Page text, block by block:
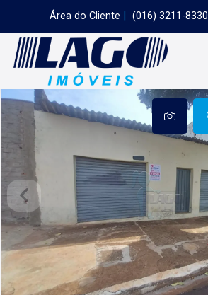
Área do Cliente (016) 3211-8330